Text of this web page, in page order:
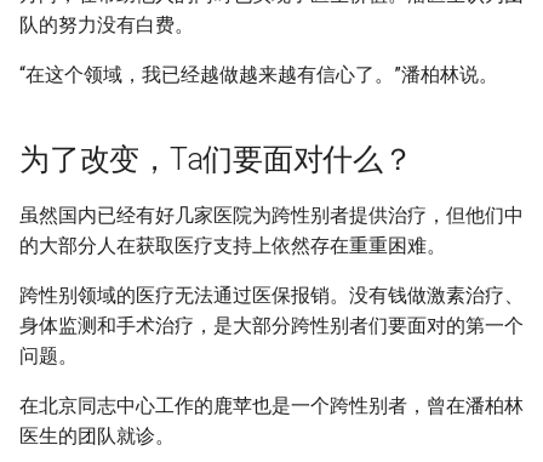
队的努力没有白费。
“在这个领域，我已经越做越来越有信心了。”潘柏林说。
为了改变，Ta们要面对什么？
虽然国内已经有好几家医院为跨性别者提供治疗，但他们中
的大部分人在获取医疗支持上依然存在重重困难。
跨性别领域的医疗无法通过医保报销。没有钱做激素治疗、
身体监测和手术治疗，是大部分跨性别者们要面对的第一个
问题。
在北京同志中心工作的鹿苹也是一个跨性别者，曾在潘柏林
医生的团队就诊。